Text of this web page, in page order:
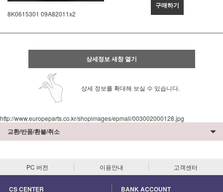
8K0615301 09A82011x2
구매하기
상세정보 새창 열기
상세 정보를 확대해 보실 수 있습니다.
http://www.europeparts.co.kr/shopimages/epmall/003002000128.jpg
교환/반품/환불/취소
PC 버전 이용안내 고객센터
CS CENTER BANK ACCOUNT